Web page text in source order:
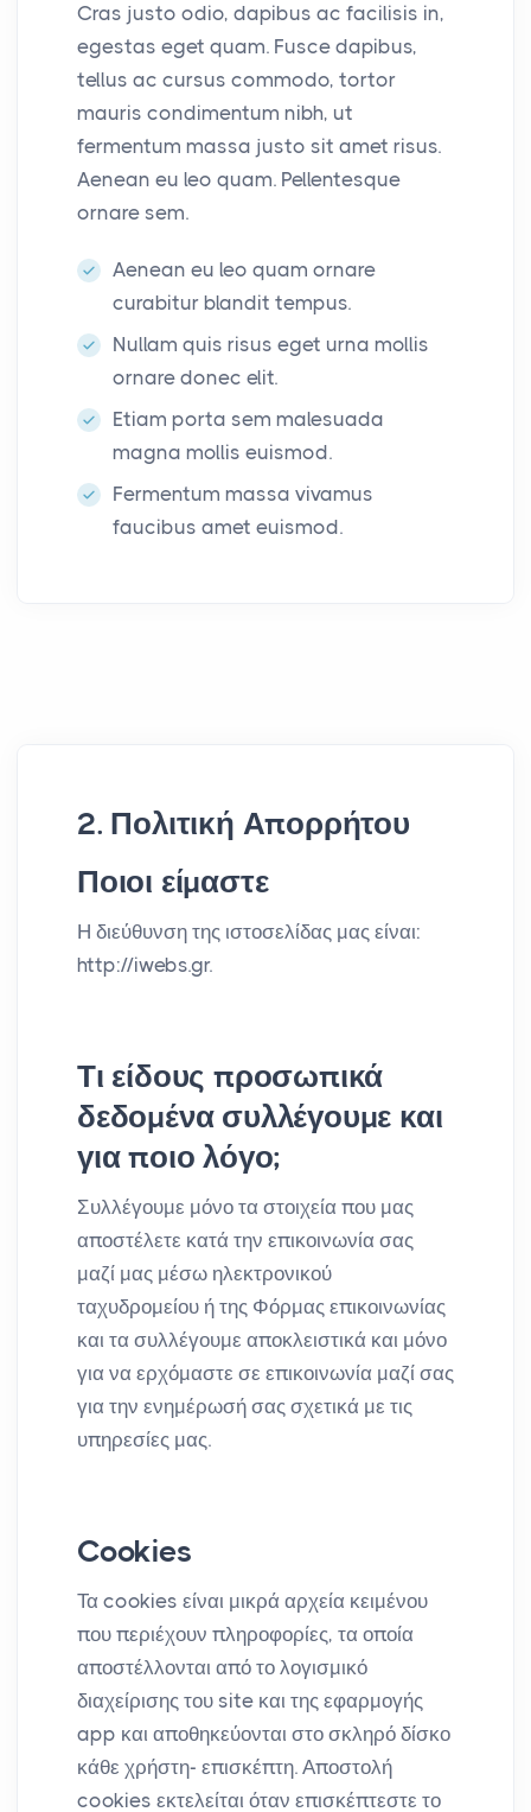
Cras justo odio, dapibus ac facilisis in,
egestas eget quam. Fusce dapibus,
tellus ac cursus commodo, tortor
mauris condimentum nibh, ut
fermentum massa justo sit amet risus.
Aenean eu leo quam. Pellentesque
ornare sem.
Aenean eu leo quam ornare
curabitur blandit tempus.
Nullam quis risus eget urna mollis
ornare donec elit.
Etiam porta sem malesuada
magna mollis euismod.
Fermentum massa vivamus
faucibus amet euismod.
2. Πολιτική Απορρήτου
Ποιοι είμαστε
Η διεύθυνση της ιστοσελίδας μας είναι:
http://iwebs.gr.
Τι είδους προσωπικά
δεδομένα συλλέγουμε και
για ποιο λόγο;
Συλλέγουμε μόνο τα στοιχεία που μας
αποστέλετε κατά την επικοινωνία σας
μαζί μας μέσω ηλεκτρονικού
ταχυδρομείου ή της Φόρμας επικοινωνίας
και τα συλλέγουμε αποκλειστικά και μόνο
για να ερχόμαστε σε επικοινωνία μαζί σας
για την ενημέρωσή σας σχετικά με τις
υπηρεσίες μας.
Cookies
Τα cookies είναι μικρά αρχεία κειμένου
που περιέχουν πληροφορίες, τα οποία
αποστέλλονται από το λογισμικό
διαχείρισης του site και της εφαρμογής
app και αποθηκεύονται στο σκληρό δίσκο
κάθε χρήστη- επισκέπτη. Αποστολή
cookies εκτελείται όταν επισκέπτεστε το